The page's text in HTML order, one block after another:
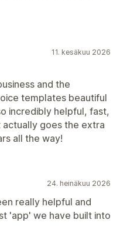
11. kesäkuu 2026
and the
templates beautiful
incredibly helpful, fast,
goes the extra
all the way!
24. heinäkuu 2026
really helpful and
'app' we have built into